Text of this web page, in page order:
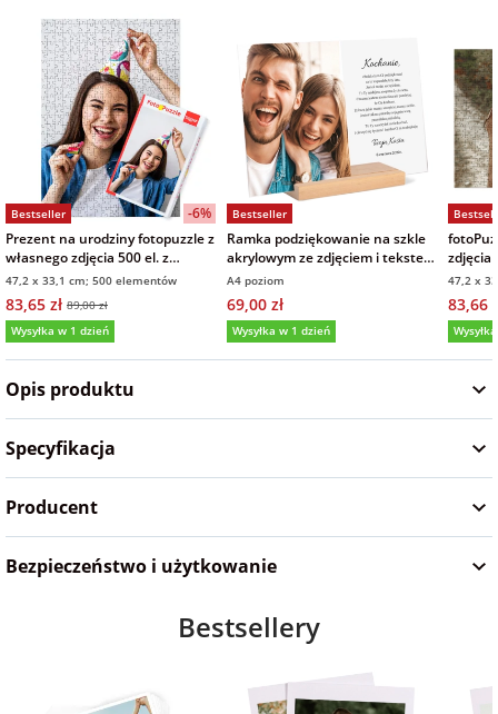
Fotoksiążki
Dodatki i
opakowania
na Dzień
Chłopaka
na Dzień Kobiet
na walentynki
na mikołajki
na prezent
świąteczny
na Dzień Babci i
Dziadka
na Wielkanoc
dla przyjaciółki
dla przyjaciela
Bestseller
-6%
Prezent na urodziny fotopuzzle z
własnego zdjęcia 500 el. z
pudełkiem
47,2 x 33,1 cm; 500 elementów
83,65 zł 89,00 zł
Wysyłka w 1 dzień
Bestseller
Ramka podziękowanie na szkle
akrylowym ze zdjęciem i tekstem
21x30 cm
A4 poziom
69,00 zł
Wysyłka w 1 dzień
zdjęcia
47,2 x
83,66
Opis produktu
Specyfikacja
Producent
Bezpieczeństwo i użytkowanie
Bestsellery